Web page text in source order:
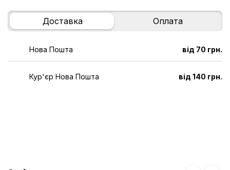
Доставка Оплата
Нова Пошта від 70 грн.
Кур'єр Нова Пошта від 140 грн.